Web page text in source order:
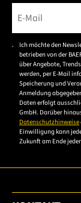
Bitte geben Sie
Ich möchte den
betrieben von der
über Angebote,
werden, per E-Mail
Speicherung und
Anmeldung
Daten erfolgt
GmbH. Darüber
Datenschutzhinweise
Einwilligung kann
Zukunft am Ende